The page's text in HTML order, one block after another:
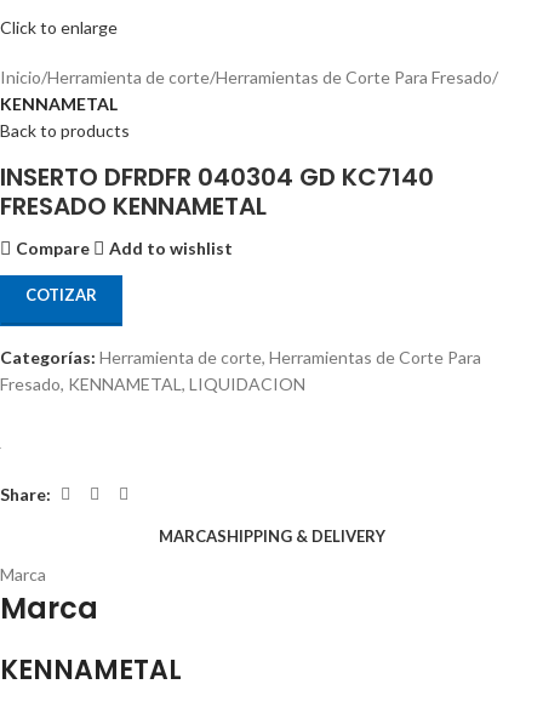
Click to enlarge
Inicio Herramienta de corte Herramientas de Corte Para Fresado
KENNAMETAL
Back to products
INSERTO DFRDFR 040304 GD KC7140
FRESADO KENNAMETAL
Compare Add to wishlist
COTIZAR
Categorías: Herramienta de corte, Herramientas de Corte Para
Fresado, KENNAMETAL , LIQUIDACION
Share:
MARCASHIPPING & DELIVERY
Marca
Marca
KENNAMETAL